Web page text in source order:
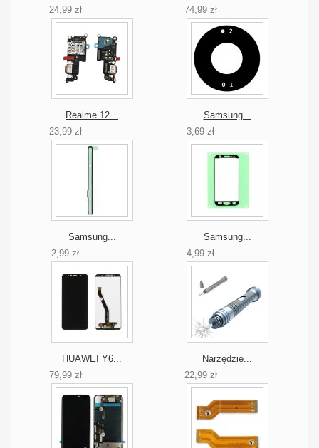
24,99 zł
74,99 zł
Realme 12...
23,99 zł
Samsung...
3,69 zł
Samsung...
2,99 zł
Samsung...
4,99 zł
HUAWEI Y6...
79,99 zł
Narzędzie...
22,99 zł